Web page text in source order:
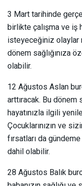
3 Mart tarihinde
birlikte çalışma ve iş
isteyeceğiniz olaylar
dönem sağlığınıza
olabilir.
12 Ağustos Aslan
arttıracak. Bu dönem
hayatınızla ilgili
Çocuklarınızın ve
fırsatları da
dahil olabilir.
28 Ağustos Balık